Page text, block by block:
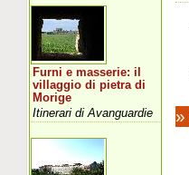
»
Furni e masserie: il
villaggio di pietra di
Morige
Itinerari di Avanguardie